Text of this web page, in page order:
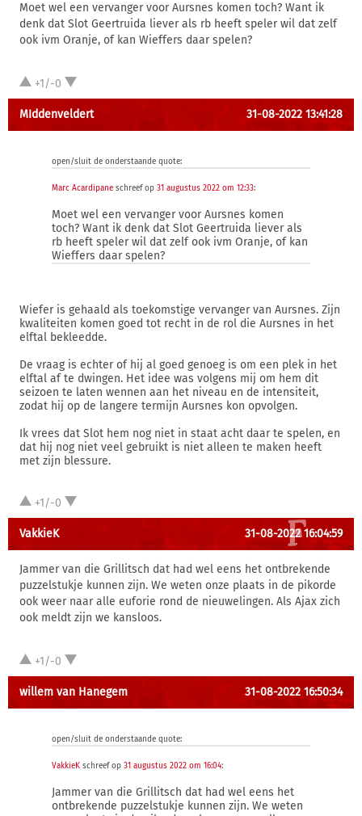
Moet wel een vervanger voor Aursnes komen toch? Want ik
denk dat Slot Geertruida liever als rb heeft speler wil dat zelf
ook ivm Oranje, of kan Wieffers daar spelen?
+1/-0
MIddenveldert 31-08-2022 13:41:28
open/sluit de onderstaande quote:
Marc Acardipane schreef op 31 augustus 2022 om 12:33:
Moet wel een vervanger voor Aursnes komen
toch? Want ik denk dat Slot Geertruida liever als
rb heeft speler wil dat zelf ook ivm Oranje, of kan
Wieffers daar spelen?
Wiefer is gehaald als toekomstige vervanger van Aursnes. Zijn
kwaliteiten komen goed tot recht in de rol die Aursnes in het
elftal bekleedde.
De vraag is echter of hij al goed genoeg is om een plek in het
elftal af te dwingen. Het idee was volgens mij om hem dit
seizoen te laten wennen aan het niveau en de intensiteit,
zodat hij op de langere termijn Aursnes kon opvolgen.
Ik vrees dat Slot hem nog niet in staat acht daar te spelen, en
dat hij nog niet veel gebruikt is niet alleen te maken heeft
met zijn blessure.
+1/-0
VakkieK 31-08-2022 16:04:59
Jammer van die Grillitsch dat had wel eens het ontbrekende
puzzelstukje kunnen zijn. We weten onze plaats in de pikorde
ook weer naar alle euforie rond de nieuwelingen. Als Ajax zich
ook meldt zijn we kansloos.
+1/-0
willem van Hanegem 31-08-2022 16:50:34
open/sluit de onderstaande quote:
VakkieK schreef op 31 augustus 2022 om 16:04:
Jammer van die Grillitsch dat had wel eens het
ontbrekende puzzelstukje kunnen zijn. We weten